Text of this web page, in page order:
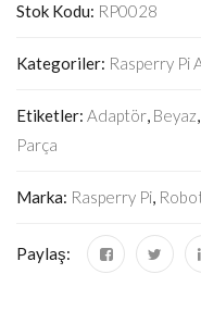
Stok Kodu: RP0028
Kategoriler: Rasperry Pi
Etiketler: Adaptör, Beyaz,
Parça
Marka: Rasperry Pi,
Paylaş: